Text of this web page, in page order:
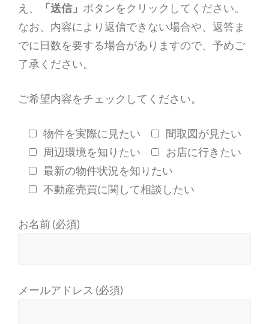
え、
「送信」 ボタンをクリックしてください。
なお、内容により返信できない場合や、返答ま
でに日数を要する場合がありますので、予めご
了承ください。
ご希望内容をチェックしてください。
物件を実際に見たい
間取図が見たい
周辺環境を知りたい
お店に行きたい
最新の物件状況を知りたい
不動産売買に関して相談したい
お名前 (必須)
メールアドレス (必須)